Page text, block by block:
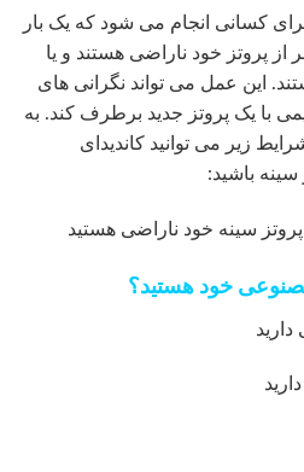
کسانی انجام می شود که یک بار
پروتز خود ناراضی هستند و یا
این عمل می تواند نگرانی های
با یک پروتز جدید برطرف کند. به
زیر می توانید کاندیدای
باشید:
سینه خود ناراضی هستید
خود هستید؟